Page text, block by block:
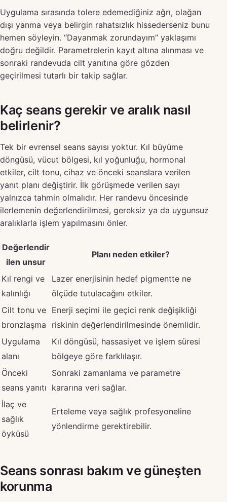
Uygulama sırasında tolere edemediğiniz ağrı, olağan
dışı yanma veya belirgin rahatsızlık hissederseniz bunu
hemen söyleyin. “Dayanmak zorundayım” yaklaşımı
doğru değildir. Parametrelerin kayıt altına alınması ve
sonraki randevuda cilt yanıtına göre gözden
geçirilmesi tutarlı bir takip sağlar.
Kaç seans gerekir ve aralık nasıl
belirlenir?
Tek bir evrensel seans sayısı yoktur. Kıl büyüme
döngüsü, vücut bölgesi, kıl yoğunluğu, hormonal
etkiler, cilt tonu, cihaz ve önceki seanslara verilen
yanıt planı değiştirir. İlk görüşmede verilen sayı
yalnızca tahmin olmalıdır. Her randevu öncesinde
ilerlemenin değerlendirilmesi, gereksiz ya da uygunsuz
aralıklarla işlem yapılmasını önler.
Değerlendir
ilen unsur
Planı neden etkiler?
Kıl rengi ve
kalınlığı
Lazer enerjisinin hedef pigmentte ne
ölçüde tutulacağını etkiler.
Cilt tonu ve
bronzlaşma
Enerji seçimi ile geçici renk değişikliği
riskinin değerlendirilmesinde önemlidir.
Uygulama
alanı
Kıl döngüsü, hassasiyet ve işlem süresi
bölgeye göre farklılaşır.
Önceki
seans yanıtı
Sonraki zamanlama ve parametre
kararına veri sağlar.
İlaç ve
sağlık
öyküsü
Erteleme veya sağlık profesyoneline
yönlendirme gerektirebilir.
Seans sonrası bakım ve güneşten
korunma